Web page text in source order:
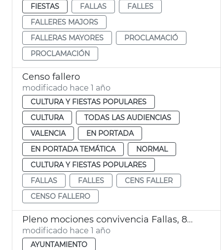
FIESTAS
FALLAS
FALLES
FALLERES MAJORS
FALLERAS MAYORES
PROCLAMACIÓ
PROCLAMACIÓN
Censo fallero
modificado hace 1 año
CULTURA Y FIESTAS POPULARES
CULTURA
TODAS LAS AUDIENCIAS
VALENCIA
EN PORTADA
EN PORTADA TEMÁTICA
NORMAL
CULTURA Y FIESTAS POPULARES
FALLAS
FALLES
CENS FALLER
CENSO FALLERO
Pleno mociones convivencia Fallas, 8M y consulta lengua
modificado hace 1 año
AYUNTAMIENTO